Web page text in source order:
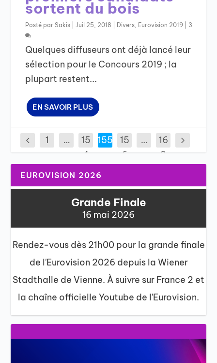
sortent du bois
Posté parSakis Juil 25, 2018 Divers Eurovision 2019 3
Quelques diffuseurs ont déjà lancé leur
sélection pour le Concours 2019 ; la
plupart restent...
EN SAVOIR PLUS
1 …
15
4
155
15
6
…
16
2
EUROVISION 2026
Grande Finale
16 mai 2026
Rendez-vous dès 21h00 pour la grande finale
de l'Eurovision 2026 depuis la Wiener
Stadthalle de Vienne. À suivre sur France 2 et
la chaîne officielle Youtube de l'Eurovision.